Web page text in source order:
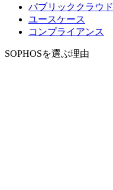
パブリッククラウ
ユースケース
コンプライアンス
SOPHOSを選ぶ理由